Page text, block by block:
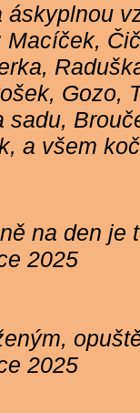
áskyplnou
Macíček,
Gozo,
sadu,
a všem
na den je
2025
2025